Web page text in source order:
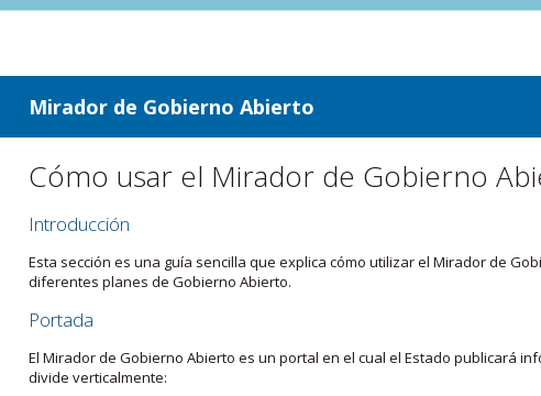
ir a contenido
ir al menú
Mirador de Gobierno Abierto
Cómo usar el Mirador de Gobierno
Introducción
Esta sección es una guía sencilla que explica cómo utilizar el Mirador de
diferentes planes de Gobierno Abierto.
Portada
El Mirador de Gobierno Abierto es un portal en el cual el Estado publicará
divide verticalmente: